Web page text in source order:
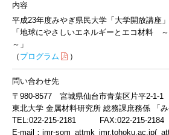
内容
平成23年度みやぎ県民大学「大学開放講座」
「地球にやさしいエネルギーとエコ材料
～」
（ プログラム ）
問い合わせ先
〒980-8577 宮城県仙台市青葉区片平2-1-1
東北大学 金属材料研究所 総務課庶務係 「
TEL:022-215-2181 FAX:022-215-2184
E-mail：imr-